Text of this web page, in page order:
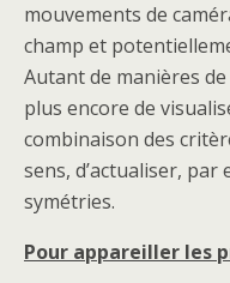
mouvements de
champ et
Autant de manières
plus encore de
combinaison des
sens, d’actualiser, par
symétries.
Pour appareiller les